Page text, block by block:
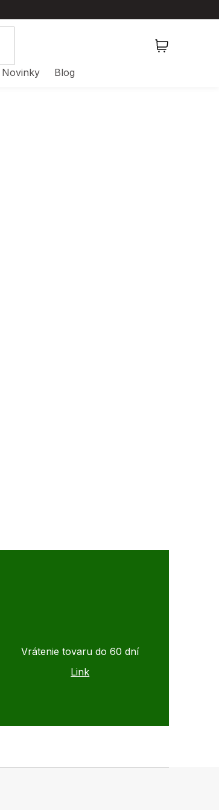
Novinky Blog
Vrátenie tovaru do 60 dní
Link